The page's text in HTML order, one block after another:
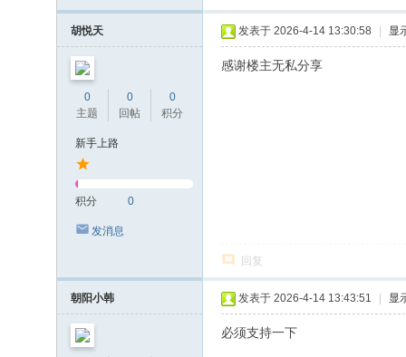
胡悦天
0
主题
0
回帖
0
积分
新手上路
积分 0
发消息
发表于 2026-4-14 13:30:58 显
感谢楼主无私分享
回复
朝阳小韩 发表于 2026-4-14 13:43:51 显
必须支持一下